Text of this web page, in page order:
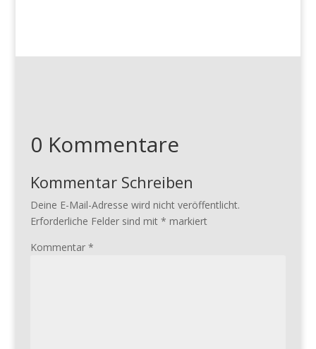
0 Kommentare
Kommentar Schreiben
Deine E-Mail-Adresse wird nicht veröffentlicht.
Erforderliche Felder sind mit * markiert
Kommentar *